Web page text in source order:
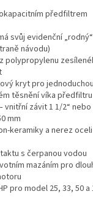
předfiltrem
svůj evidenční
návodu)
polypropylenu
kryt pro
těsnění víka předfiltru
vnitřní závit 1 1/2“
mm
keramiky a nerez
s čerpanou vodou
mazáním pro
pro model 25, 33, 50